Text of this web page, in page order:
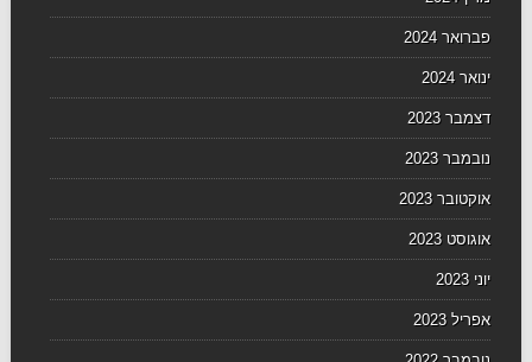
פברואר 2024
ינואר 2024
דצמבר 2023
נובמבר 2023
אוקטובר 2023
אוגוסט 2023
יוני 2023
אפריל 2023